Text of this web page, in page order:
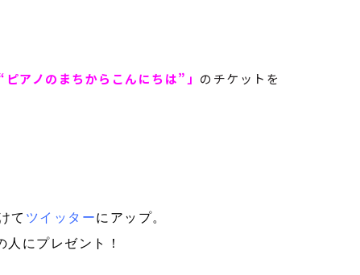
アノのまちからこんにちは”」 のチケットを
て ツイッターにアップ。
にプレゼント！